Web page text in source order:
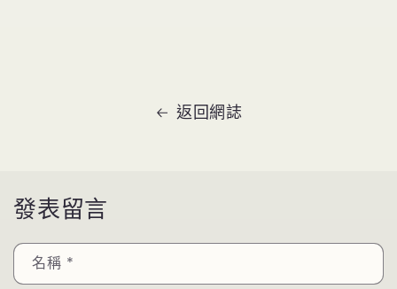
返回網誌
發表留言
名稱 *